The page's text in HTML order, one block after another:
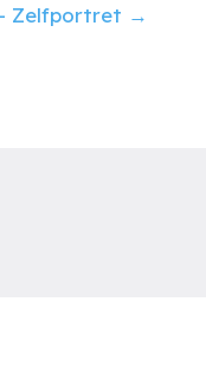
Zelfportret →